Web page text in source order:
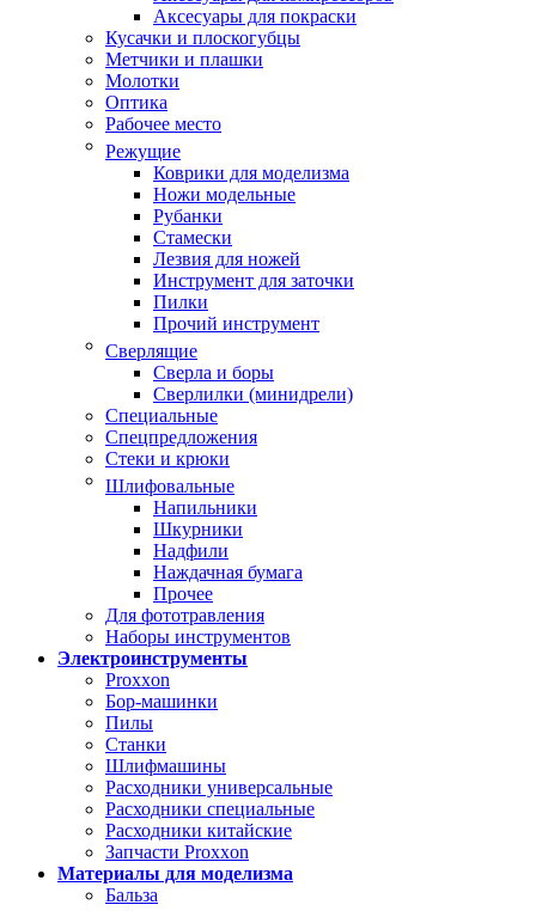
Аксесуары для покраски
Кусачки и плоскогубцы
Метчики и плашки
Молотки
Оптика
Рабочее место
Режущие
Коврики для моделизма
Ножи модельные
Рубанки
Стамески
Лезвия для ножей
Инструмент для заточки
Пилки
Прочий инструмент
Сверлящие
Сверла и боры
Сверлилки (минидрели)
Специальные
Спецпредложения
Стеки и крюки
Шлифовальные
Напильники
Шкурники
Надфили
Наждачная бумага
Прочее
Для фототравления
Наборы инструментов
Электроинструменты
Proxxon
Бор-машинки
Пилы
Станки
Шлифмашины
Расходники универсальные
Расходники специальные
Расходники китайские
Запчасти Proxxon
Материалы для моделизма
Бальза